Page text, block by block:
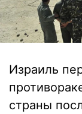
Израиль
страны